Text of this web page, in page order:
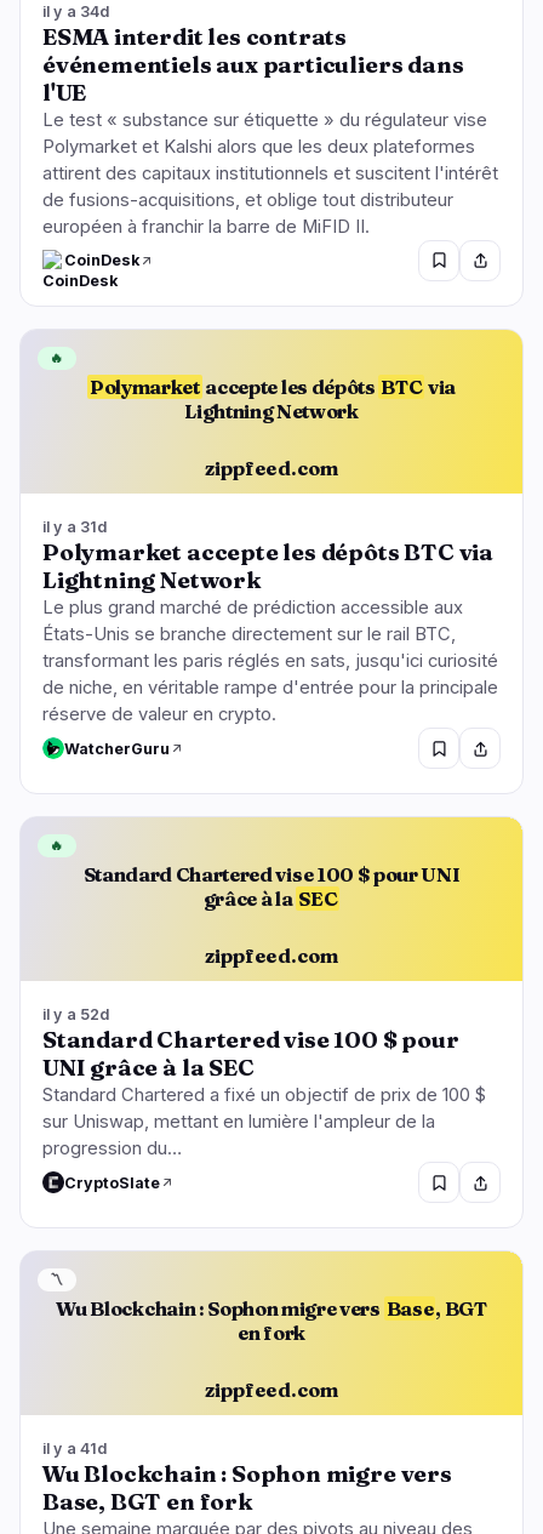
il y a 34d
ESMA interdit les contrats
événementiels aux particuliers dans
l'UE
Le test « substance sur étiquette » du régulateur vise
Polymarket et Kalshi alors que les deux plateformes
attirent des capitaux institutionnels et suscitent l'intérêt
de fusions-acquisitions, et oblige tout distributeur
européen à franchir la barre de MiFID II.
CoinDesk
Polymarket accepte les dépôts BTC via
Lightning Network
zippfeed.com
🔥
il y a 31d
Polymarket accepte les dépôts BTC via
Lightning Network
Le plus grand marché de prédiction accessible aux
États-Unis se branche directement sur le rail BTC,
transformant les paris réglés en sats, jusqu'ici curiosité
de niche, en véritable rampe d'entrée pour la principale
réserve de valeur en crypto.
WatcherGuru
Standard Chartered vise 100 $ pour UNI
grâce à la SEC
zippfeed.com
🔥
il y a 52d
Standard Chartered vise 100 $ pour
UNI grâce à la SEC
Standard Chartered a fixé un objectif de prix de 100 $
sur Uniswap, mettant en lumière l'ampleur de la
progression du…
CryptoSlate
Wu Blockchain : Sophon migre vers Base, BGT
en fork
zippfeed.com
〽️
il y a 41d
Wu Blockchain : Sophon migre vers
Base, BGT en fork